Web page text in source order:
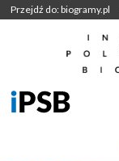
Przejdź do: biogramy.pl